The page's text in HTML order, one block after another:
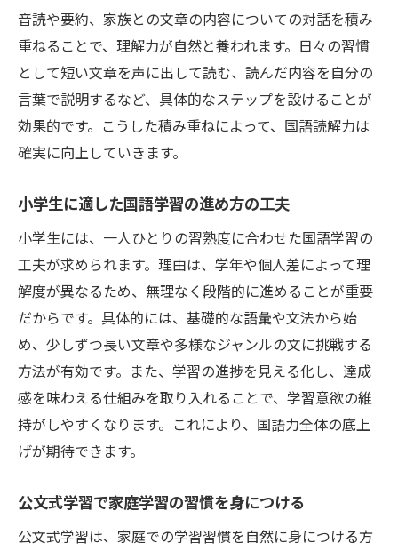
音読や要約、家族との文章の内容についての対話を積み
重ねることで、理解力が自然と養われます。日々の習慣
として短い文章を声に出して読む、読んだ内容を自分の
言葉で説明するなど、具体的なステップを設けることが
効果的です。こうした積み重ねによって、国語読解力は
確実に向上していきます。
小学生に適した国語学習の進め方の工夫
小学生には、一人ひとりの習熟度に合わせた国語学習の
工夫が求められます。理由は、学年や個人差によって理
解度が異なるため、無理なく段階的に進めることが重要
だからです。具体的には、基礎的な語彙や文法から始
め、少しずつ長い文章や多様なジャンルの文に挑戦する
方法が有効です。また、学習の進捗を見える化し、達成
感を味わえる仕組みを取り入れることで、学習意欲の維
持がしやすくなります。これにより、国語力全体の底上
げが期待できます。
公文式学習で家庭学習の習慣を身につける
公文式学習は、家庭での学習習慣を自然に身につける方